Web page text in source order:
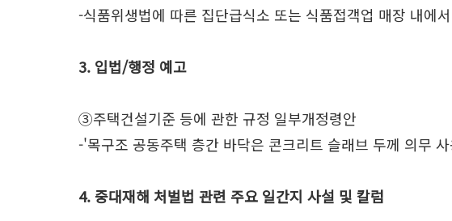
-식품위생법에 따른 집단급식소 또는 식품접객업 매장 내
3. 입법/행정 예고
③주택건설기준 등에 관한 규정 일부개정령안
-'목구조 공동주택 층간 바닥은 콘크리트 슬래브 두께 의무
4. 중대재해 처벌법 관련 주요 일간지 사설 및 칼럼